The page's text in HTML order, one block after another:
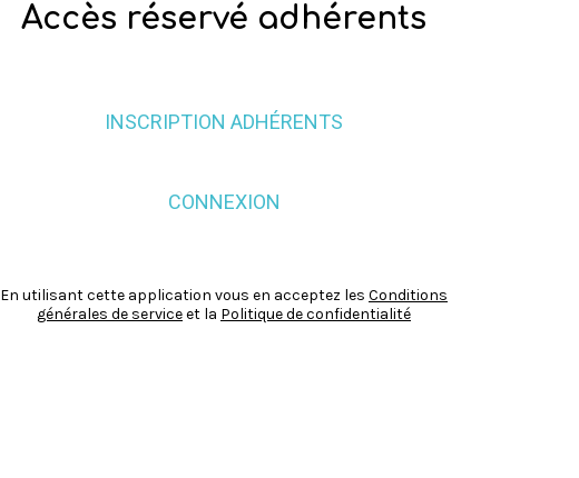
Accès réservé adhérents
INSCRIPTION ADHÉRENTS
CONNEXION
En utilisant cette application vous en acceptez les Conditions
générales de serviceet la Politique de confidentialité